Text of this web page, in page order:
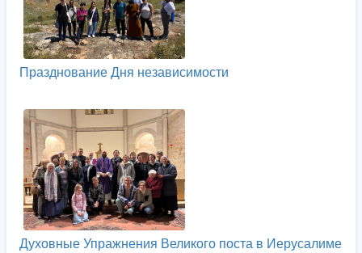
Празднование Дня независимости
Духовные Упражнения Великого поста в Иерусалиме